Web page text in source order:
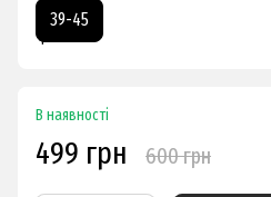
39-45
В наявності
499 грн 600 грн